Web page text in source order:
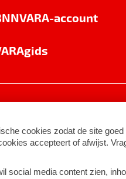
account
©2026BNNVARA